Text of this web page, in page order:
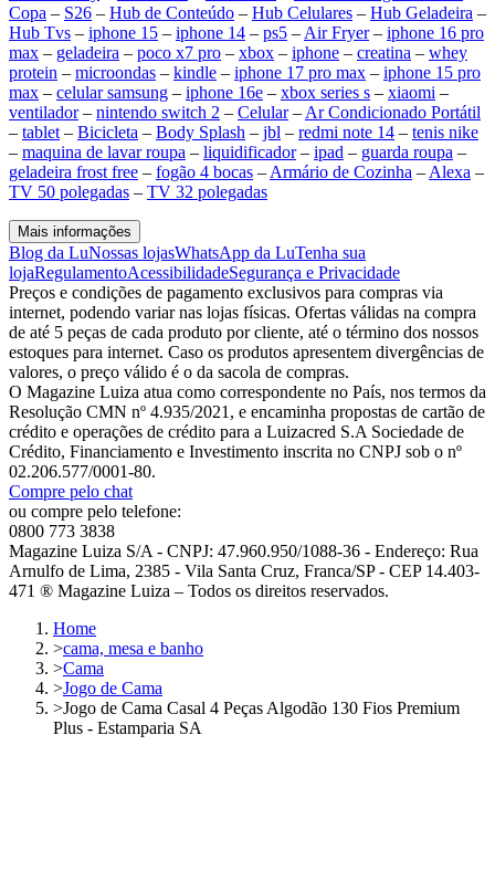
Copa – S26 – Hub de Conteúdo – Hub Celulares – Hub Geladeira –
Hub Tvs – iphone 15 – iphone 14 – ps5 – Air Fryer– iphone 16 pro
max – geladeira – poco x7 pro – xbox – iphone – creatina – whey
protein – microondas – kindle – iphone 17 pro max – iphone 15 pro
max – celular samsung – iphone 16e – xbox series s – xiaomi –
ventilador– nintendo switch 2 – Celular– Ar Condicionado Portátil
– tablet – Bicicleta – Body Splash – jbl – redmi note 14 – tenis nike
– maquina de lavar roupa – liquidificador– ipad – guarda roupa –
geladeira frost free – fogão 4 bocas – Armário de Cozinha – Alexa –
TV 50 polegadas – TV 32 polegadas
Mais informações
Blog da LuNossas lojasWhatsApp da LuTenha sua
lojaRegulamentoAcessibilidadeSegurança e Privacidade
Preços e condições de pagamento exclusivos para compras via
internet, podendo variar nas lojas físicas. Ofertas válidas na compra
de até 5 peças de cada produto por cliente, até o término dos nossos
estoques para internet. Caso os produtos apresentem divergências de
valores, o preço válido é o da sacola de compras.
O Magazine Luiza atua como correspondente no País, nos termos da
Resolução CMN nº 4.935/2021, e encaminha propostas de cartão de
crédito e operações de crédito para a Luizacred S.A Sociedade de
Crédito, Financiamento e Investimento inscrita no CNPJ sob o nº
02.206.577/0001-80.
Compre pelo chat
ou compre pelo telefone:
0800 773 3838
Magazine Luiza S/A - CNPJ: 47.960.950/1088-36 - Endereço: Rua
Arnulfo de Lima, 2385 - Vila Santa Cruz, Franca/SP - CEP 14.403-
471 ® Magazine Luiza – Todos os direitos reservados.
Home
>cama, mesa e banho
>Cama
>Jogo de Cama
>Jogo de Cama Casal 4 Peças Algodão 130 Fios Premium
Plus - Estamparia SA